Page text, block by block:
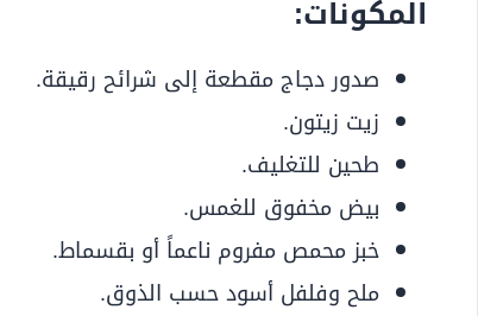
المكونات:
صدور دجاج مقطعة إلى شرائح رقيقة.
زيت زيتون.
طحين للتغليف.
بيض مخفوق للغمس.
خبز محمص مفروم ناعماً أو بقسماط.
ملح وفلفل أسود حسب الذوق.